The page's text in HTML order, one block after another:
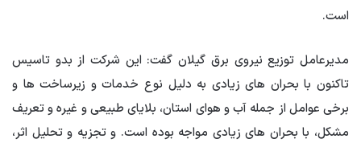
است.
مدیرعامل توزیع نیروی برق گیلان گفت: این شرکت از بدو تاسیس
تاکنون با بحران های زیادی به دلیل نوع خدمات و زیرساخت ها و
برخی عوامل از جمله آب و هوای استان، بلایای طبیعی و غیره و تعریف
مشکل، با بحران های زیادی مواجه بوده است. و تجزیه و تحلیل اثر،